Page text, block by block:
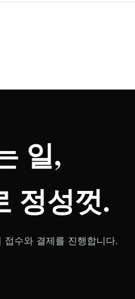
일,
정성껏.
수와 결제를 진행합니다.